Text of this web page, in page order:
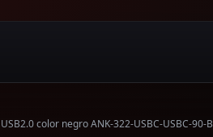
color negro ANK-322-USBC-USBC-90-B